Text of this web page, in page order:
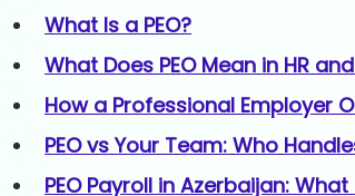
What Is a PEO?
What Does PEO Mean in HR
How a Professional Employer
PEO vs Your Team: Who
PEO Payroll in Azerbaijan: